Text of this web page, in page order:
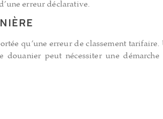
erreur déclarative.
qu’une erreur de classement tarifaire.
douanier peut nécessiter une